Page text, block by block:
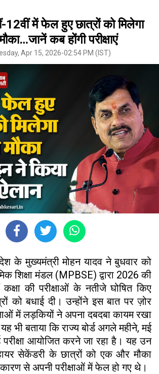
में फेल हुए छात्रों को मिलेगा
कब होंगी परीक्षाएं
Apr 15, 2026-02:54 PM (IST)
के मुख्यमंत्री मोहन यादव ने बुधवार को
शिक्षा मंडल (MPBSE) द्वारा 2026 की
की परीक्षाओं के नतीजे घोषित किए
को बधाई दी। उन्होंने इस बात पर ज़ोर
में लड़कियों ने अपना दबदबा कायम रखा
भी बताया कि राज्य बोर्ड अगले महीने, मई
परीक्षा आयोजित करने जा रहा है। यह उन
सेकेंडरी के छात्रों को एक और मौका
से अपनी परीक्षाओं में फेल हो गए थे।